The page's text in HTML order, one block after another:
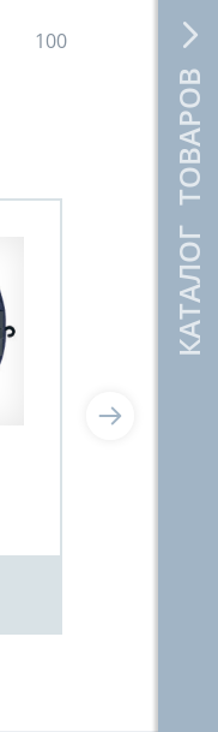
КАТАЛОГ ТОВАРОВ
100